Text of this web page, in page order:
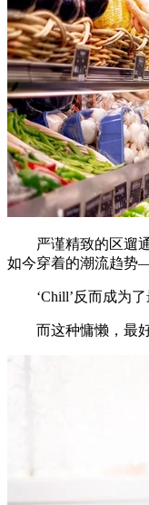
严谨精致的区遛通
如今穿着的潮流趋
‘Chill’反而成为了
而这种慵懒，最好